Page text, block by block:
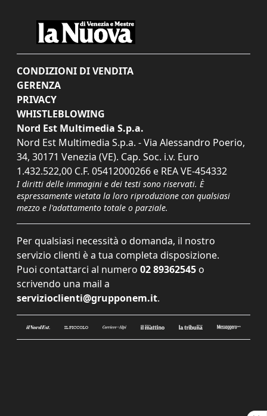
CONDIZIONI DI VENDITA
GERENZA
PRIVACY
WHISTLEBLOWING
Nord Est Multimedia S.p.a.
Nord Est Multimedia S.p.a. - Via Alessandro Poerio,
34, 30171 Venezia (VE). Cap. Soc. i.v. Euro
1.432.522,00 C.F. 05412000266 e REA VE-454332
I diritti delle immagini e dei testi sono riservati. È
espressamente vietata la loro riproduzione con qualsiasi
mezzo e l'adattamento totale o parziale.
Per qualsiasi necessità o domanda, il nostro
servizio clienti è a tua completa disposizione.
Puoi contattarci al numero 02 89362545 o
scrivendo una mail a
servizioclienti@grupponem.it.